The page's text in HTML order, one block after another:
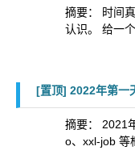
摘要： 时间
认识。 给一
[置顶] 2022年第一
摘要： 2021
o、xxl-job 等